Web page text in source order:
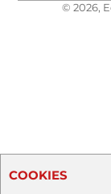
© 2026,
COOKIES